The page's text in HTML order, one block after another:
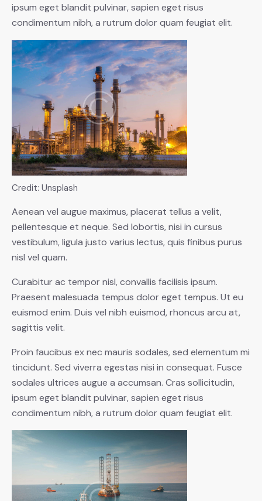
ipsum eget blandit pulvinar, sapien eget risus
condimentum nibh, a rutrum dolor quam feugiat elit.
Credit: Unsplash
Aenean vel augue maximus, placerat tellus a velit,
pellentesque et neque. Sed lobortis, nisi in cursus
vestibulum, ligula justo varius lectus, quis finibus purus
nisl vel quam.
Curabitur ac tempor nisl, convallis facilisis ipsum.
Praesent malesuada tempus dolor eget tempus. Ut eu
euismod enim. Duis vel nibh euismod, rhoncus arcu at,
sagittis velit.
Proin faucibus ex nec mauris sodales, sed elementum mi
tincidunt. Sed viverra egestas nisi in consequat. Fusce
sodales ultrices augue a accumsan. Cras sollicitudin,
ipsum eget blandit pulvinar, sapien eget risus
condimentum nibh, a rutrum dolor quam feugiat elit.